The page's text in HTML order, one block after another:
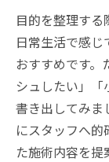
目的を整理する
日常生活で感
おすすめです。
シュしたい」
書き出してみま
にスタッフへ的
た施術内容を提